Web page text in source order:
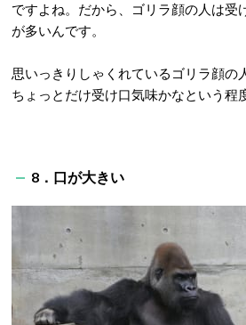
ですよね。だから、ゴリラ顔の人は受
が多いんです。
思いっきりしゃくれているゴリラ顔の
ちょっとだけ受け口気味かなという程
8．口が大きい